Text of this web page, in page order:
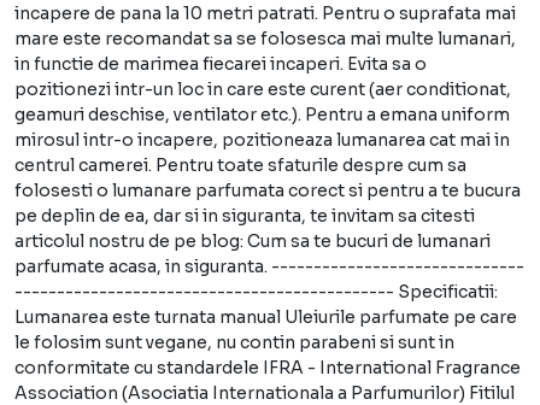
incapere de pana la 10 metri patrati. Pentru o suprafata mai
mare este recomandat sa se folosesca mai multe lumanari,
in functie de marimea fiecarei incaperi. Evita sa o
pozitionezi intr-un loc in care este curent (aer conditionat,
geamuri deschise, ventilator etc.). Pentru a emana uniform
mirosul intr-o incapere, pozitioneaza lumanarea cat mai in
centrul camerei. Pentru toate sfaturile despre cum sa
folosesti o lumanare parfumata corect si pentru a te bucura
pe deplin de ea, dar si in siguranta, te invitam sa citesti
articolul nostru de pe blog: Cum sa te bucuri de lumanari
parfumate acasa, in siguranta. ------------------------------
--------------------------------------------- Specificatii:
Lumanarea este turnata manual Uleiurile parfumate pe care
le folosim sunt vegane, nu contin parabeni si sunt in
conformitate cu standardele IFRA - International Fragrance
Association (Asociatia Internationala a Parfumurilor) Fitilul